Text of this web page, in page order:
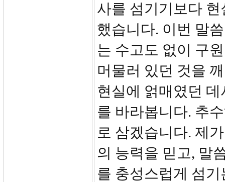
사를 섬기기보다
했습니다. 이번 말
는 수고도 없이 구
머물러 있던 것을
현실에 얽매였던
를 바라봅니다. 추
로 삼겠습니다. 제
의 능력을 믿고, 말
를 충성스럽게 섬